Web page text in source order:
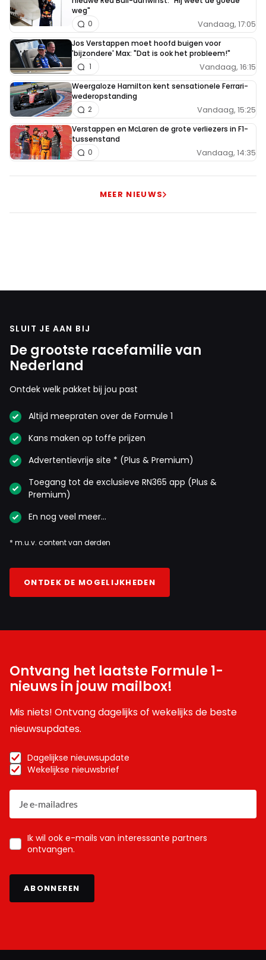
Meepraten? Dat kan! Je hoeft je alleen maar aan te
melden met een RN365-account.
INLOGGEN AANMELDEN
weg"
Vandaag, 17:05
0
Jos Verstappen moet hoofd buigen voor
'bijzondere' Max: "Dat is ook het probleem!"
Vandaag, 16:15
1
Weergaloze Hamilton kent sensationele Ferrari-
wederopstanding
Vandaag, 15:25
2
Verstappen en McLaren de grote verliezers in F1-
tussenstand
Vandaag, 14:35
0
MEER NIEUWS
SLUIT JE AAN BIJ
De grootste racefamilie van
Nederland
Ontdek welk pakket bij jou past
Altijd meepraten over de Formule 1
Kans maken op toffe prijzen
Advertentievrije site * (Plus & Premium)
Toegang tot de exclusieve RN365 app (Plus &
Premium)
En nog veel meer…
* m.u.v. content van derden
ONTDEK DE MOGELIJKHEDEN
Ontvang het laatste Formule 1-
nieuws in jouw mailbox!
Mis niets! Ontvang dagelijks of wekelijks de beste
nieuwsupdates.
Dagelijkse nieuwsupdate
Wekelijkse nieuwsbrief
Ik wil ook e-mails van interessante partners
ontvangen.
ABONNEREN